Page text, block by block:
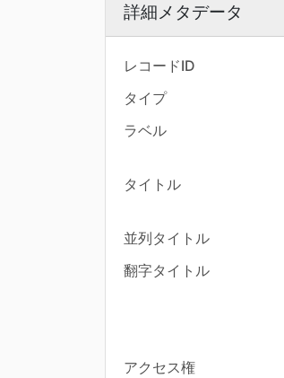
詳細メタデータ
レコードID
タイプ
ラベル
タイトル
並列タイトル
翻字タイトル
アクセス権